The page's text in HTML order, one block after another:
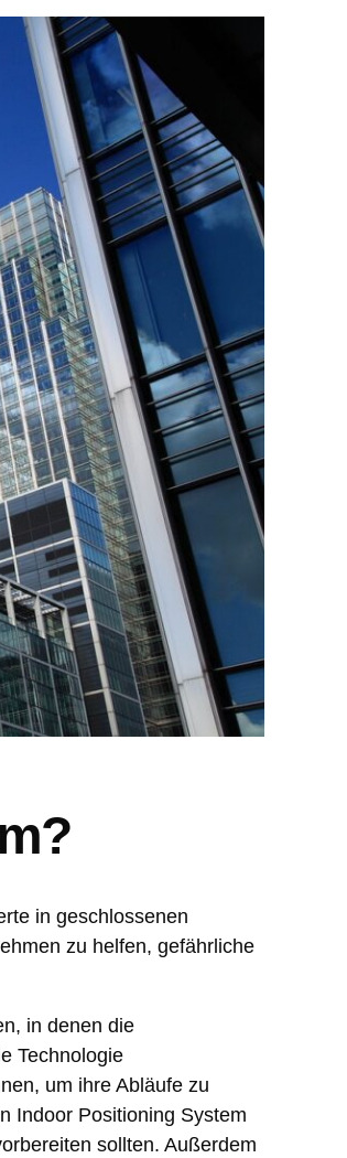
in geschlossenen
zu helfen, gefährliche
in denen die
Technologie
um ihre Abläufe zu
Indoor Positioning System
sollten. Außerdem